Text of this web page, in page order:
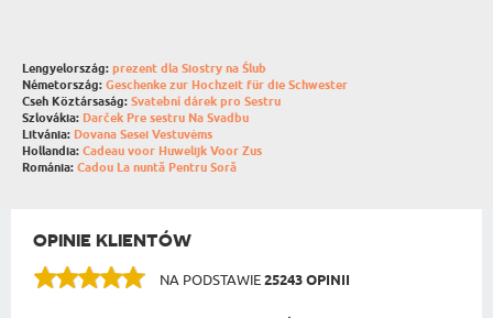
Lengyelország: prezent dla Siostry na Ślub
Németország: Geschenke zur Hochzeit für die Schwester
Cseh Köztársaság: Svatební dárek pro Sestru
Szlovákia: Darček Pre sestru Na Svadbu
Litvánia: Dovana Sesei Vestuvėms
Hollandia: Cadeau voor Huwelijk Voor Zus
Románia: Cadou La nuntă Pentru Soră
OPINIE KLIENTÓW
NA PODSTAWIE25243 OPINII